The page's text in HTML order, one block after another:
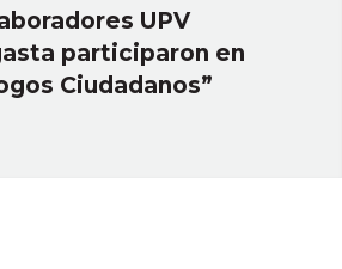
UPV
participaron en
Ciudadanos”